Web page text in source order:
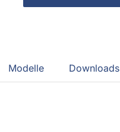
Modelle Downloads